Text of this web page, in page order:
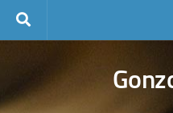
Skip to content